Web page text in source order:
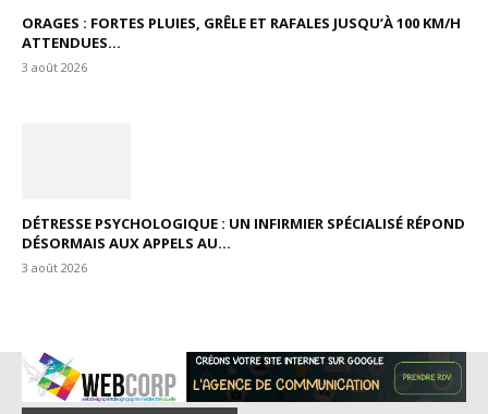
ORAGES : FORTES PLUIES, GRÊLE ET RAFALES JUSQU’À 100 KM/H
ATTENDUES...
3 août 2026
DÉTRESSE PSYCHOLOGIQUE : UN INFIRMIER SPÉCIALISÉ RÉPOND
DÉSORMAIS AUX APPELS AU...
3 août 2026